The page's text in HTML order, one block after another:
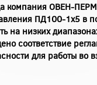
компания ОВЕН-
ПД100-1х5 в
на низких
соответствие
для работы во